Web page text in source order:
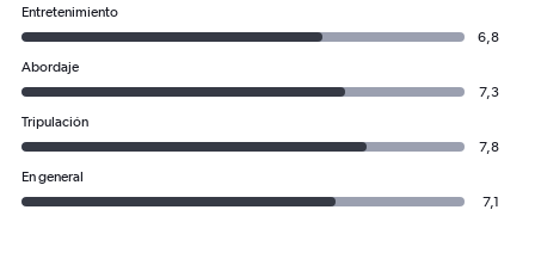
Entretenimiento
6,8
Abordaje
7,3
Tripulación
7,8
En general
7,1